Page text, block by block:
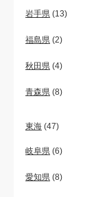
岩手県 (13)
福島県 (2)
秋田県 (4)
青森県 (8)
東海 (47)
岐阜県 (6)
愛知県 (8)